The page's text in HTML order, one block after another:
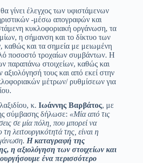
γίνει έλεγχος των υφιστάμενων
-μέσω απογραφών και
κυκλοφοριακή οργάνωση, τα
η σήμανση και το δίκτυο των
καθώς και τα σημεία με μειωμένη
ποσοστό τροχαίων συμβάντων. Η
παραπάνω στοιχείων, καθώς και
τους και από εκεί στην
μέτρων/ ρυθμίσεων για
κ. Ιωάννης Βαρβάτος, με
σύμβασης δήλωσε: «Μία από τις
σε μία πόλη, που μπορεί να
λειτουργικότητά της, είναι η
Η καταγραφή της
η αξιολόγηση των στοιχείων και
ένα περισσότερο